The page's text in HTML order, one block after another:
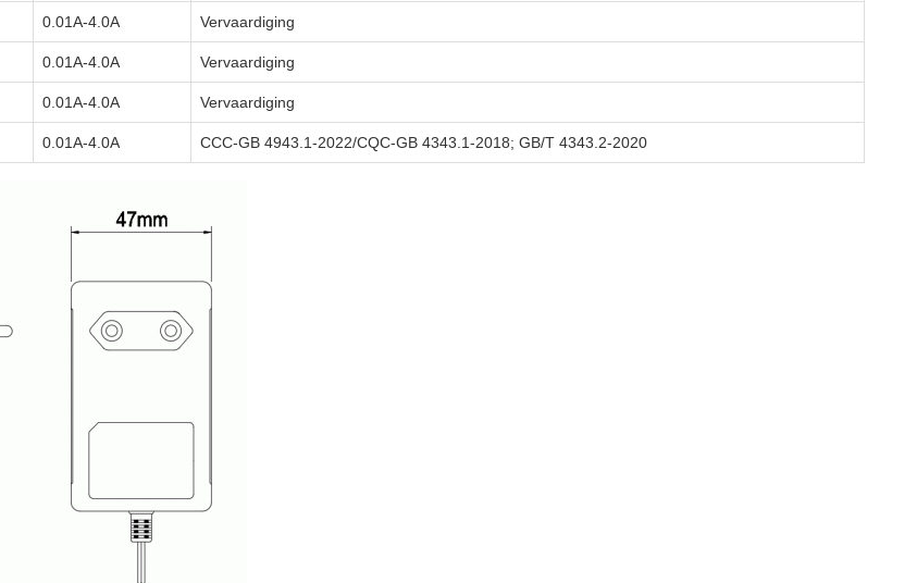
0.01A-4.0A Vervaardiging
0.01A-4.0A Vervaardiging
0.01A-4.0A Vervaardiging
0.01A-4.0A CCC-GB 4943.1-2022/CQC-GB 4343.1-2018; GB/T 4343.2-2020